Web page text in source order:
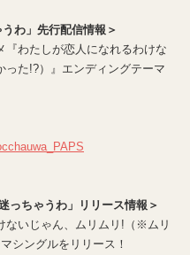
わ」先行配信情報＞
わたしが恋人になれるわけな
た!?）』エンディングテーマ
っちゃうわ」リリース情報＞
ないじゃん、ムリムリ!（※ムリ
シングルをリリース！